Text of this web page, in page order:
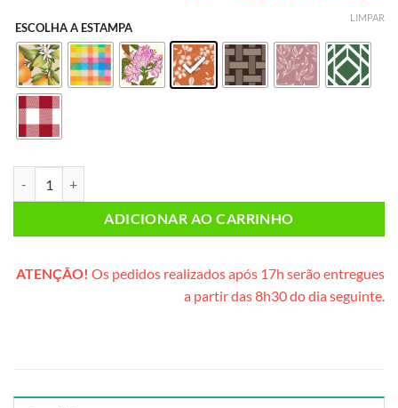
de cliente
ESCOLHA A ESTAMPA
LIMPAR
ADICIONAR AO CARRINHO
ATENÇÃO! Os pedidos realizados após 17h serão entregues
a partir das 8h30 do dia seguinte.